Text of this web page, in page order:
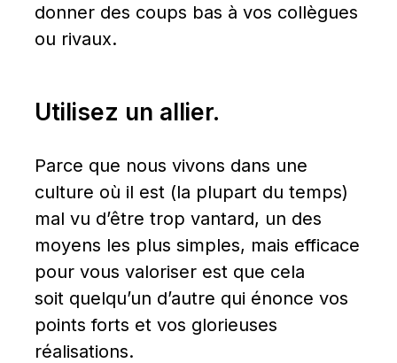
donner des coups bas à vos collègues
ou rivaux.
Utilisez un allier.
Parce que nous vivons dans une
culture où il est (la plupart du temps)
mal vu d’être trop vantard, un des
moyens les plus simples, mais efficace
pour vous valoriser est que cela
soit quelqu’un d’autre qui énonce vos
points forts et vos glorieuses
réalisations.